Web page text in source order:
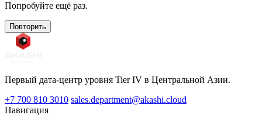
Попробуйте ещё раз.
Повторить
Первый дата-центр уровня Tier IV в Центральной Азии.
+7 700 810 3010 sales.department@akashi.cloud
Навигация